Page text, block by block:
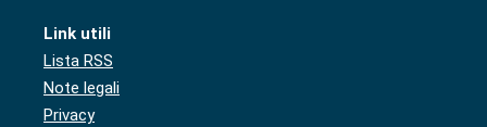
Link utili
Lista RSS
Note legali
Privacy